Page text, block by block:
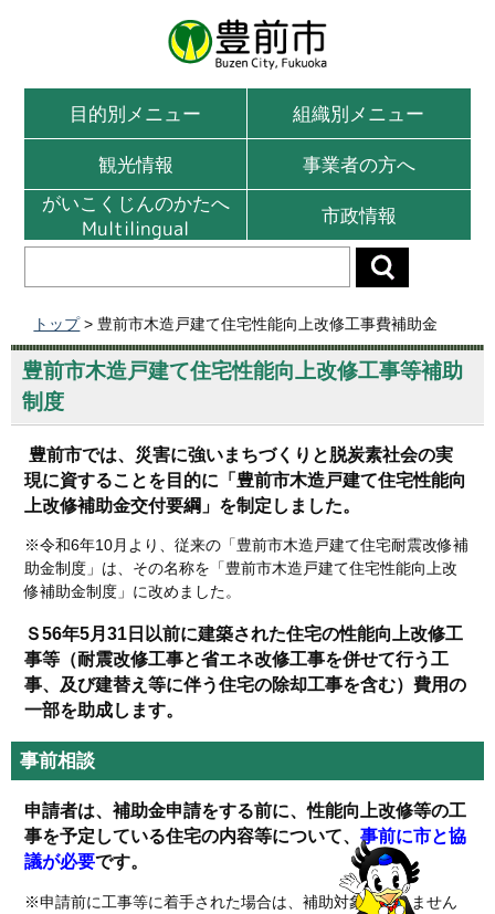
目的別メニュー
組織別メニュー
観光情報
事業者の方へ
がいこくじんのかたへ
Multilingual
市政情報
トップ > 豊前市木造戸建て住宅性能向上改修工事費補助金
豊前市木造戸建て住宅性能向上改修工事等補助
制度
豊前市では、災害に強いまちづくりと脱炭素社会の実
現に資することを目的に「豊前市木造戸建て住宅性能向
上改修補助金交付要綱」を制定しました。
※令和6年10月より、従来の「豊前市木造戸建て住宅耐震改修補
助金制度」は、その名称を「豊前市木造戸建て住宅性能向上改
修補助金制度」に改めました。
Ｓ56年5月31日以前に建築された住宅の性能向上改修工
事等（耐震改修工事と省エネ改修工事を併せて行う工
事、及び建替え等に伴う住宅の除却工事を含む）費用の
一部を助成します。
事前相談
申請者は、補助金申請をする前に、性能向上改修等の工
事を予定している住宅の内容等について、事前に市と協
議が必要です。
※申請前に工事等に着手された場合は、補助対象となりません